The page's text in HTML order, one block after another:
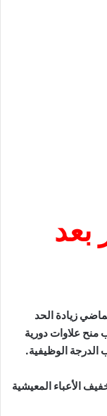
بعد
زيادة الحد
إلى جانب منح علاوات دورية
الأعباء المعيشية